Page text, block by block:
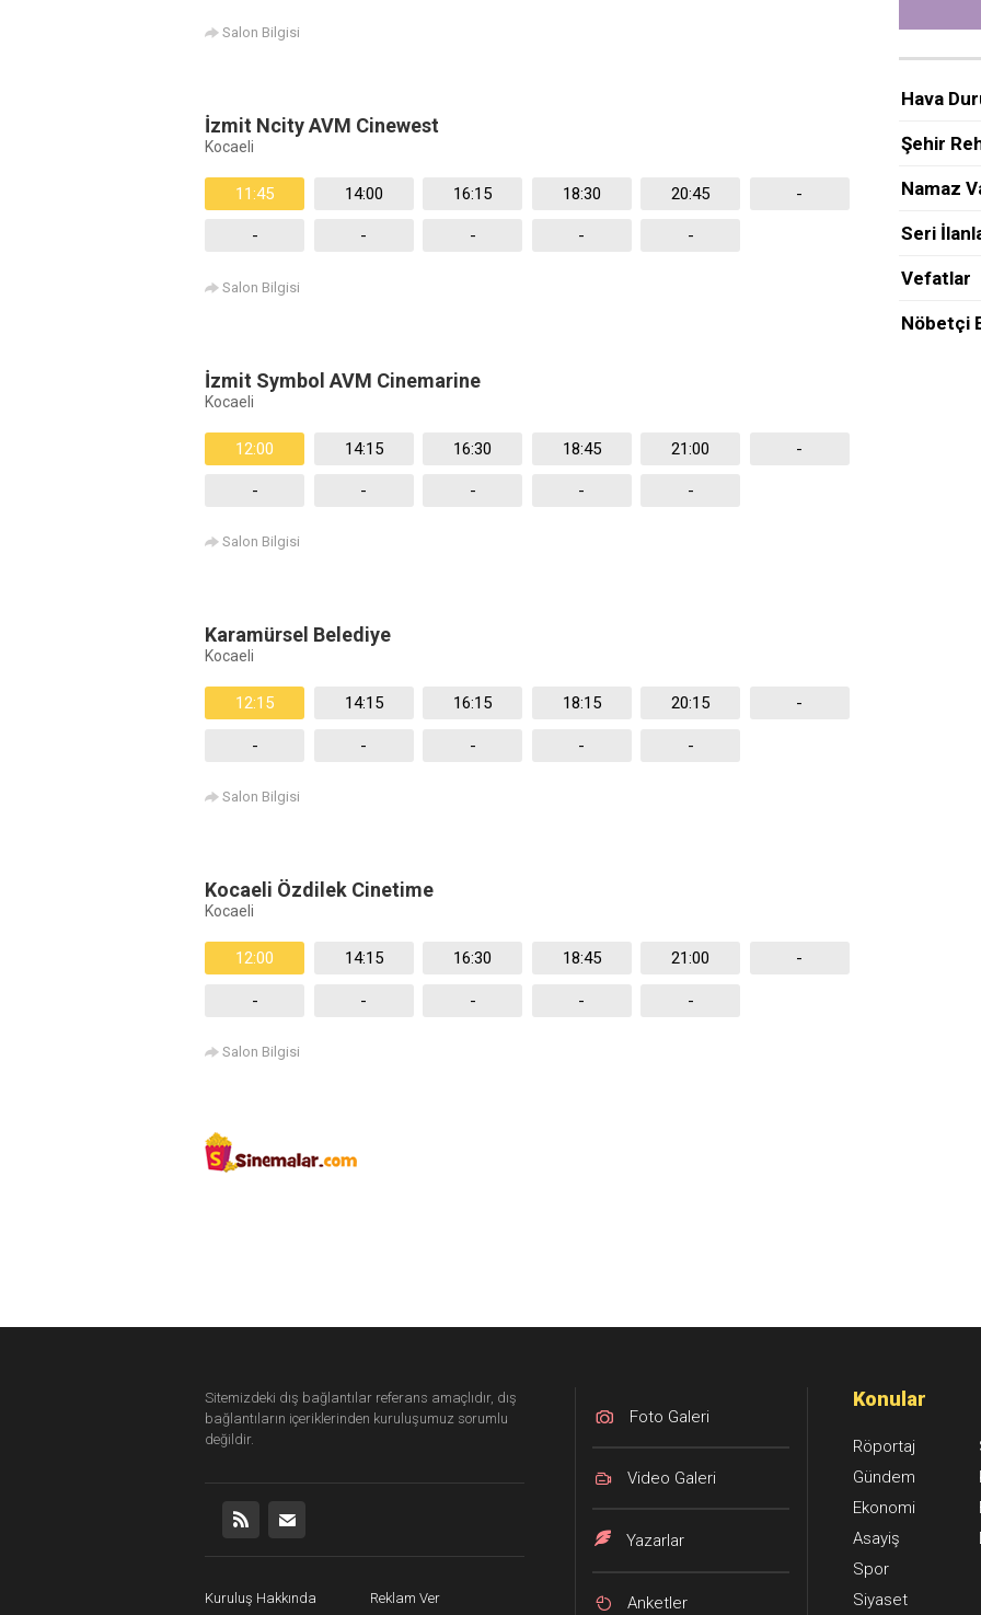
Salon Bilgisi
İzmit Ncity AVM Cinewest
Kocaeli
11:45 14:00 16:15 18:30 20:45 -
- - - - -
Salon Bilgisi
İzmit Symbol AVM Cinemarine
Kocaeli
12:00 14:15 16:30 18:45 21:00 -
- - - - -
Salon Bilgisi
Karamürsel Belediye
Kocaeli
12:15 14:15 16:15 18:15 20:15 -
- - - - -
Salon Bilgisi
Kocaeli Özdilek Cinetime
Kocaeli
12:00 14:15 16:30 18:45 21:00 -
- - - - -
Salon Bilgisi
Hava
Şehir
Namaz
Seri
Vefatlar
Nöbetçi
Sitemizdeki dış bağlantılar referans amaçlıdır, dış
bağlantıların içeriklerinden kuruluşumuz sorumlu
değildir.
Kuruluş Hakkında
Reklam Ver
Foto Galeri
Video Galeri
Yazarlar
Anketler
Konular
Röportaj
Gündem
Ekonomi
Asayiş
Spor
Siyaset